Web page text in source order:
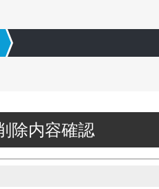
除内容確認